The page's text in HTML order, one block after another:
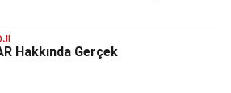
Hakkında Gerçek